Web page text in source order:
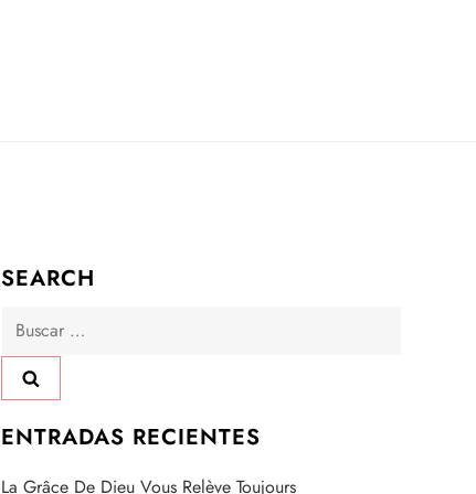
SEARCH
Buscar:
ENTRADAS RECIENTES
La Grâce De Dieu Vous Relève Toujours